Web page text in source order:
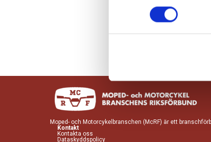
Moped- och Motorcykelbranschen (McRF) är ett
Kontakt
Kontakta oss
Dataskyddspolicy